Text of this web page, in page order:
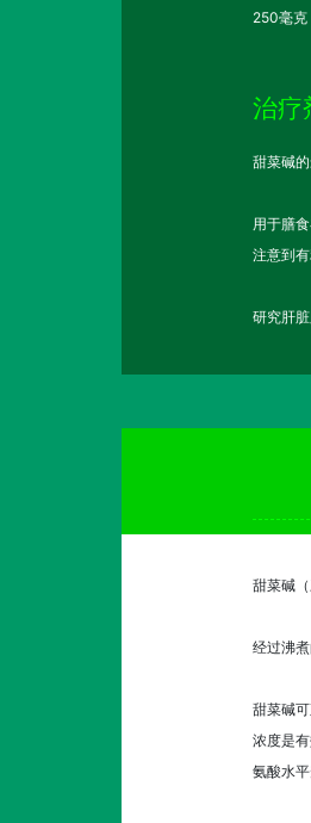
250毫克
治疗
甜菜碱
用于膳
注意到
研究肝
甜菜碱
经过沸
甜菜碱
浓度是
氨酸水